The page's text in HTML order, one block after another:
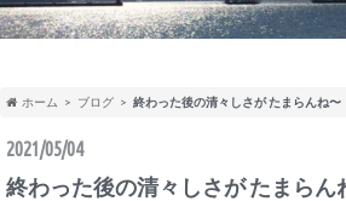
ホーム ブログ 終わった後の清々しさが たまらんね〜
2021/05/04
終わった後の清々しさが たまらん